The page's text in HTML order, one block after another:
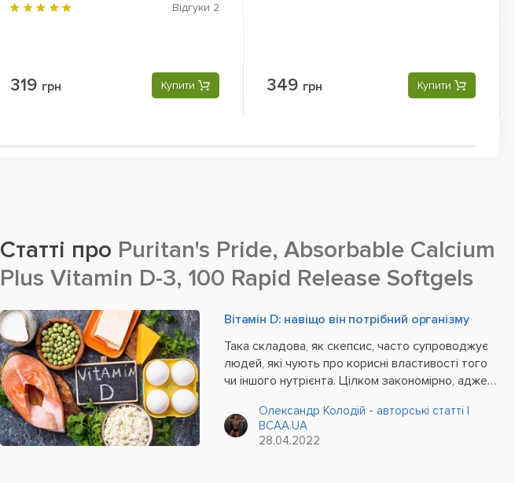
Відгуки 2
319 грн Купити 349 грн Купити
Статті про Puritan's Pride, Absorbable Calcium
Plus Vitamin D-3, 100 Rapid Release Softgels
Вітамін D: навіщо він потрібний організму
Така складова, як скепсис, часто супроводжує
людей, які чують про корисні властивості того
чи іншого нутрієнта. Цілком закономірно, адже в
а запускають їх тисячі біологічно активних
речовин. Цей факт створює враження, що...
Олександр Колодій - авторські статті |
BCAA.UA
28.04.2022